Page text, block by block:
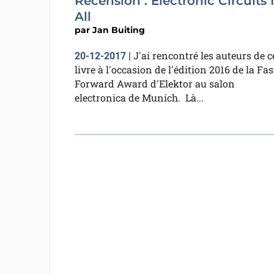
All
par Jan Buiting
20-12-2017| J'ai rencontré les auteurs de
livre à l'occasion de l'édition 2016 de la
Forward Award d'Elektor au salon
electronica de Munich. Là...